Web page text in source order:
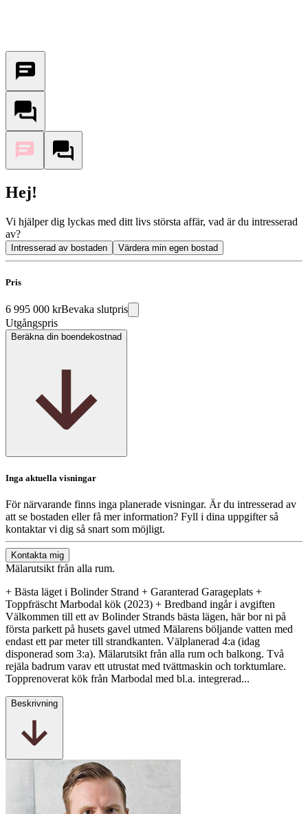
Hej!
Vi hjälper dig lyckas med ditt livs största affär, vad är du intresserad
av?
Intresserad av bostaden Värdera min egen bostad
Pris
6 995 000 krBevaka slutpris
Utgångspris
Beräkna din boendekostnad
Inga aktuella visningar
För närvarande finns inga planerade visningar. Är du intresserad av
att se bostaden eller få mer information? Fyll i dina uppgifter så
kontaktar vi dig så snart som möjligt.
Kontakta mig
Mälarutsikt från alla rum.
+ Bästa läget i Bolinder Strand + Garanterad Garageplats +
Toppfräscht Marbodal kök (2023) + Bredband ingår i avgiften
Välkommen till ett av Bolinder Strands bästa lägen, här bor ni på
första parkett på husets gavel utmed Mälarens böljande vatten med
endast ett par meter till strandkanten. Välplanerad 4:a (idag
disponerad som 3:a). Mälarutsikt från alla rum och balkong. Två
rejäla badrum varav ett utrustat med tvättmaskin och torktumlare.
Topprenoverat kök från Marbodal med bl.a. integrerad...
Beskrivning